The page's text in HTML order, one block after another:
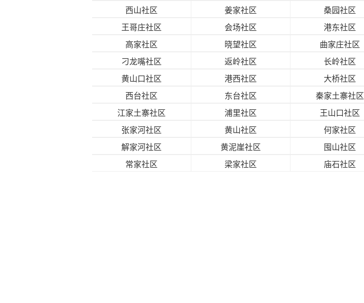
西山社区
姜家社区
桑园社区
王哥庄社区
会场社区
港东社区
高家社区
晓望社区
曲家庄社区
刁龙嘴社区
返岭社区
长岭社区
黄山口社区
港西社区
大桥社区
西台社区
东台社区
秦家土寨社区
江家土寨社区
浦里社区
王山口社区
张家河社区
黄山社区
何家社区
解家河社区
黄泥崖社区
囤山社区
常家社区
梁家社区 庙石社区